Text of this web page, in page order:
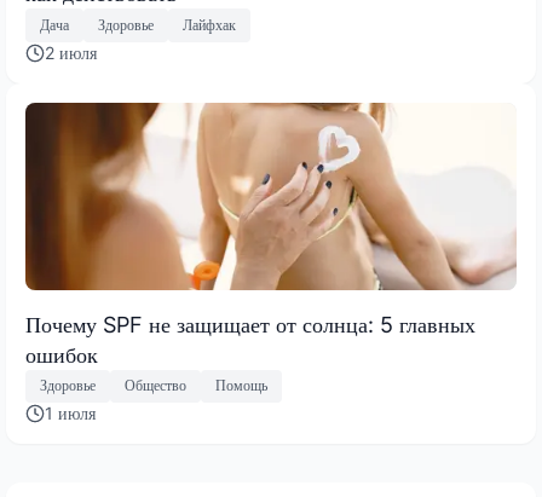
Дача Здоровье Лайфхак
2 июля
Почему SPF не защищает от солнца: 5 главных
ошибок
Здоровье Общество Помощь
1 июля